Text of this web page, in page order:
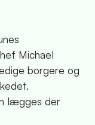
Michael
borgere og
lægges der